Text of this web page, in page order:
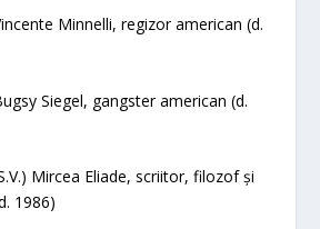
Minnelli, regizor american (d.
Siegel, gangster american (d.
Mircea Eliade, scriitor, filozof și
1986)